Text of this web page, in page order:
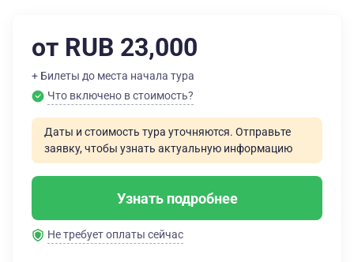
от RUB 23,000
+ Билеты до места начала тура
Что включено в стоимость?
Даты и стоимость тура уточняются. Отправьте
заявку, чтобы узнать актуальную информацию
Узнать подробнее
Не требует оплаты сейчас